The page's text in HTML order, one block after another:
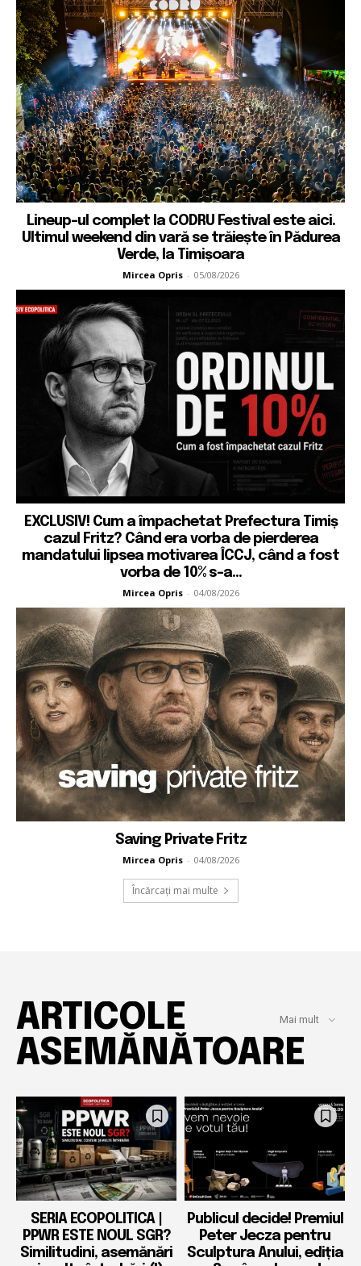
Lineup-ul complet la CODRU Festival este aici.
Ultimul weekend din vară se trăiește în Pădurea
Verde, la Timișoara
Mircea Opris - 05/08/2026
EXCLUSIV! Cum a împachetat Prefectura Timiș
cazul Fritz? Când era vorba de pierderea
mandatului lipsea motivarea ÎCCJ, când a fost
vorba de 10% s-a...
Mircea Opris - 04/08/2026
Saving Private Fritz
Mircea Opris - 04/08/2026
Încărcați mai multe
ARTICOLE
ASEMĂNĂTOARE
Mai mult
SERIA ECOPOLITICA |
PPWR ESTE NOUL SGR?
Similitudini, asemănări
Publicul decide! Premiul
Peter Jecza pentru
Sculptura Anului, ediția